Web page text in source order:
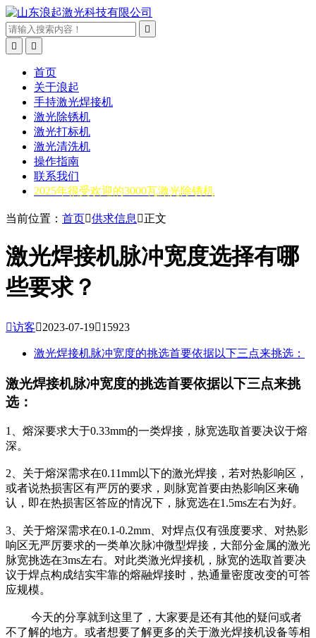



首页
关于浪起
手持激光焊接机
激光除锈机
激光打标机
激光清洗机
操作指南
联系我们
2025年很受欢迎的3000瓦激光除锈机
当前位置： 首页供求信息 正文
激光焊接机脉冲宽度选择有哪
些要求？
访客2023-07-1915923
激光焊接机脉冲宽度的挑选首要依据以下三点来挑选：
激光焊接机脉冲宽度的挑选首要依据以下三点来挑
选：
1、熔深要求大于0.33mm的一类焊接，脉宽选取首要决议于熔
深。
2、关于熔深需求在0.11mm以下的激光焊接，若对热影响区，
或者说热损害区有严厉的要求，则脉宽首要由热影响区来确
认，即在热损害区答应的情况下，脉宽选在1.5ms左右为好。
3、关于熔深需求在0.1-0.2mm、对焊点仅有强度要求、对热影
响区无严厉要求的一类单次脉冲微型焊接，大部分金属的激光
脉宽挑选在3ms左右。对此类激光焊接机，脉宽的选取首要决
议于焊点构成结实牢靠的熔融焊接时，热通量密度改变的可答
应规模。
今天的分享就到这里了，大家要是还有其他的疑问或者
不了解的地方。或者想要了解更多的关于激光焊接机设备等相